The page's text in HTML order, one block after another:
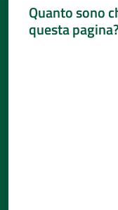
Percorsi
Quanto sono
questa